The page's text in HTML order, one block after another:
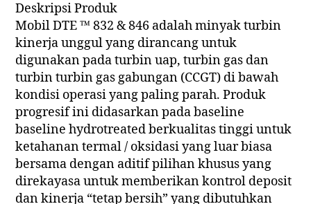
Deskripsi Produk
Mobil DTE ™ 832 & 846 adalah minyak turbin
kinerja unggul yang dirancang untuk
digunakan pada turbin uap, turbin gas dan
turbin turbin gas gabungan (CCGT) di bawah
kondisi operasi yang paling parah. Produk
progresif ini didasarkan pada baseline
baseline hydrotreated berkualitas tinggi untuk
ketahanan termal / oksidasi yang luar biasa
bersama dengan aditif pilihan khusus yang
direkayasa untuk memberikan kontrol deposit
dan kinerja “tetap bersih” yang dibutuhkan